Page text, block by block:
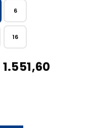
6
16
1.551,60